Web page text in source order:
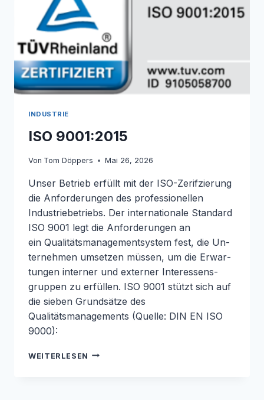
INDUSTRIE
ISO 9001:2015
Von Tom Döppers Mai 26, 2026
Unser Betrieb erfüllt mit der ISO-Zerifzierung
die Anforderungen des professionellen
Industriebetriebs. Der in­ter­na­tio­na­le Standard
ISO 9001 legt die An­for­de­run­gen an
ein Qualitätsmanagementsystem fest, die Un­
ter­neh­men umsetzen müssen, um die Er­war­
tun­gen interner und externer In­ter­es­sens­
grup­pen zu erfüllen. ISO 9001 stützt sich auf
die sieben Grundsätze des
Qualitätsmanagements (Quelle: DIN EN ISO
9000):
WEITERLESEN ISO